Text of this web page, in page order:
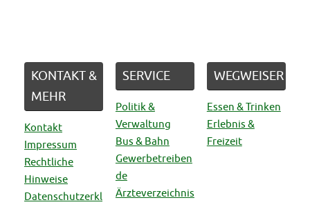
KONTAKT &
MEHR
Kontakt
Impressum
Rechtliche
Hinweise
Datenschutzerkl
SERVICE
Politik &
Verwaltung
Bus & Bahn
Gewerbetreiben
de
Ärzteverzeichnis
WEGWEISER
Essen & Trinken
Erlebnis &
Freizeit